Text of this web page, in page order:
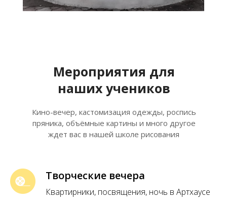
Мероприятия для
наших учеников
Кино-вечер, кастомизация одежды, роспись
пряника, объёмные картины и много другое
ждет вас в нашей школе рисования
Творческие вечера
Квартирники, посвящения, ночь в Артхаусе